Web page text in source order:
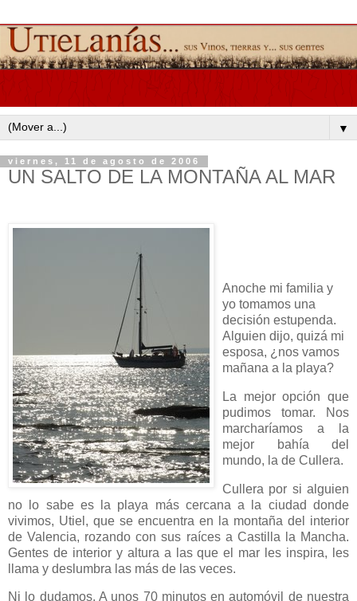
▼
viernes, 11 de agosto de 2006
UN SALTO DE LA MONTAÑA AL MAR
Anoche mi familia y
yo tomamos una
decisión estupenda.
Alguien dijo, quizá mi
esposa, ¿nos vamos
mañana a la playa?
La mejor opción que
pudimos tomar. Nos
marcharíamos a la
mejor bahía del
mundo, la de Cullera.
Cullera por si alguien
no lo sabe es la playa más cercana a la ciudad donde
vivimos, Utiel, que se encuentra en la montaña del interior
de Valencia, rozando con sus raíces a Castilla
la Mancha.
Gentes de interior y altura a las que el mar les inspira, les
llama y deslumbra las más de las veces.
Ni lo dudamos. A unos 70 minutos en automóvil de nuestra